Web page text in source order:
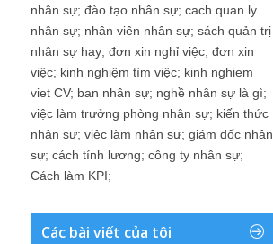
nhân sự; đào tạo nhân sự; cach quan ly
nhân sự; nhân viên nhân sự; sách quản trị
nhân sự hay; đơn xin nghỉ việc; đơn xin
việc; kinh nghiệm tìm việc; kinh nghiem
viet CV; ban nhân sự; nghề nhân sự là gì;
việc làm trưởng phòng nhân sự; kiến thức
nhân sự; việc làm nhân sự; giám đốc nhân
sự; cách tính lương; công ty nhân sự;
Cách làm KPI;
Các bài viết của tôi